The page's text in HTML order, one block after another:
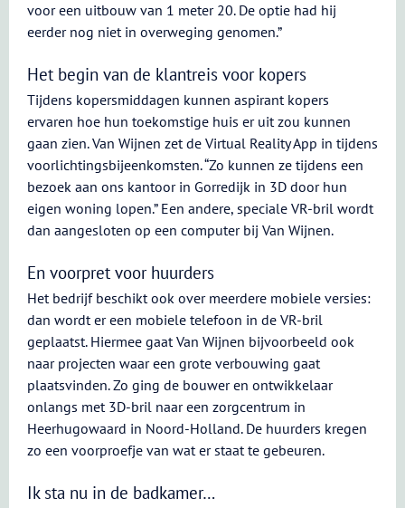
voor een uitbouw van 1 meter 20. De optie had hij
eerder nog niet in overweging genomen.”
Het begin van de klantreis voor kopers
Tijdens kopersmiddagen kunnen aspirant kopers
ervaren hoe hun toekomstige huis er uit zou kunnen
gaan zien. Van Wijnen zet de Virtual Reality App in tijdens
voorlichtingsbijeenkomsten. “Zo kunnen ze tijdens een
bezoek aan ons kantoor in Gorredijk in 3D door hun
eigen woning lopen.” Een andere, speciale VR-bril wordt
dan aangesloten op een computer bij Van Wijnen.
En voorpret voor huurders
Het bedrijf beschikt ook over meerdere mobiele versies:
dan wordt er een mobiele telefoon in de VR-bril
geplaatst. Hiermee gaat Van Wijnen bijvoorbeeld ook
naar projecten waar een grote verbouwing gaat
plaatsvinden. Zo ging de bouwer en ontwikkelaar
onlangs met 3D-bril naar een zorgcentrum in
Heerhugowaard in Noord-Holland. De huurders kregen
zo een voorproefje van wat er staat te gebeuren.
Ik sta nu in de badkamer…